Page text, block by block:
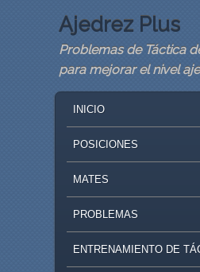
Ajedrez Plus
Problemas de Táctica
para mejorar el nivel
SKIP TO PRIMARY
SKIP TO SECONDARY
INICIO
POSICIONES
MATES
PROBLEMAS
ENTRENAMIENTO DE